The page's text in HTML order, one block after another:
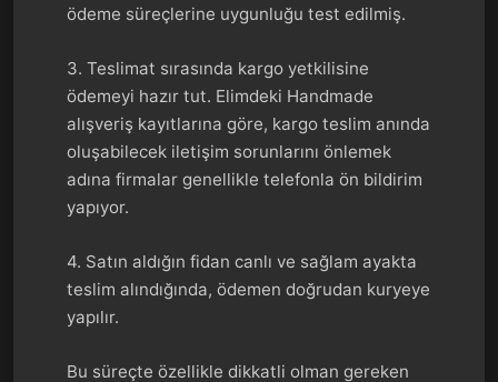
ödeme süreçlerine uygunluğu test edilmiş.
3. Teslimat sırasında kargo yetkilisine
ödemeyi hazır tut. Elimdeki Handmade
alışveriş kayıtlarına göre, kargo teslim anında
oluşabilecek iletişim sorunlarını önlemek
adına firmalar genellikle telefonla ön bildirim
yapıyor.
4. Satın aldığın fidan canlı ve sağlam ayakta
teslim alındığında, ödemen doğrudan kuryeye
yapılır.
Bu süreçte özellikle dikkatli olman gereken